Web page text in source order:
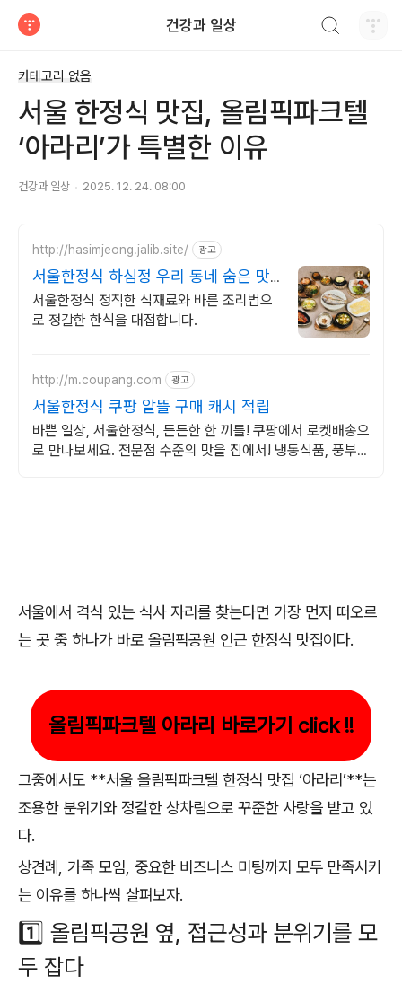
건강과 일상
카테고리 없음
서울 한정식 맛집, 올림픽파크텔
‘아라리’가 특별한 이유
건강과 일상 2025. 12. 24. 08:00
http://hasimjeong.jalib.site/ 광고
서울한정식 하심정 우리 동네 숨은 맛
집
서울한정식 정직한 식재료와 바른 조리법으
로 정갈한 한식을 대접합니다.
http://m.coupang.com 광고
서울한정식 쿠팡 알뜰 구매 캐시 적립
바쁜 일상, 서울한정식, 든든한 한 끼를! 쿠팡에서 로켓배송으
로 만나보세요. 전문점 수준의 맛을 집에서! 냉동식품, 풍부한
서울에서 격식 있는 식사 자리를 찾는다면 가장 먼저 떠오르
는 곳 중 하나가 바로 올림픽공원 인근 한정식 맛집이다.
올림픽파크텔 아라리 바로가기 click !!
그중에서도 **서울 올림픽파크텔 한정식 맛집 ‘아라리’**는
조용한 분위기와 정갈한 상차림으로 꾸준한 사랑을 받고 있
다.
상견례, 가족 모임, 중요한 비즈니스 미팅까지 모두 만족시키
는 이유를 하나씩 살펴보자.
1️⃣ 올림픽공원 옆, 접근성과 분위기를 모
두 잡다